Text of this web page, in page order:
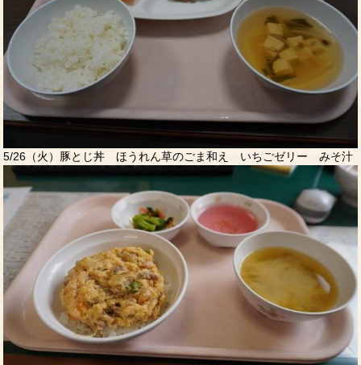
5/26（火）豚とじ丼 ほうれん草のごま和え いちごゼリー みそ汁